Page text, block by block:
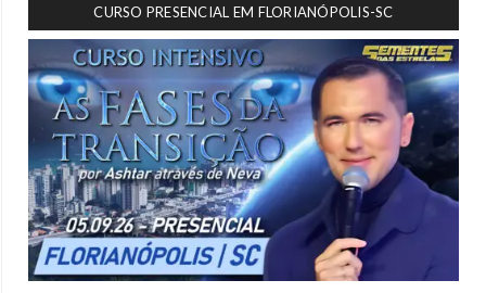
CURSO PRESENCIAL EM FLORIANÓPOLIS-SC